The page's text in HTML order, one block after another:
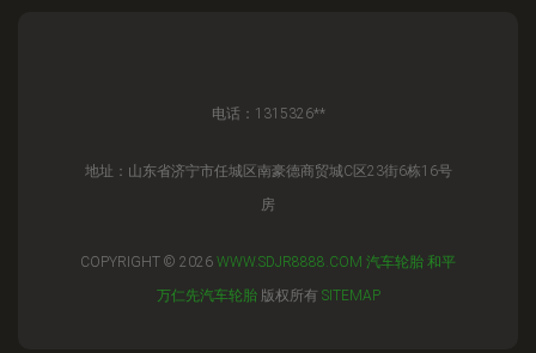
电话：1315326**
地址：山东省济宁市任城区南豪德商贸城C区23街6栋16号
房
COPYRIGHT © 2026 WWW.SDJR8888.COM 汽车轮胎 和平
万仁先汽车轮胎版权所有 SITEMAP